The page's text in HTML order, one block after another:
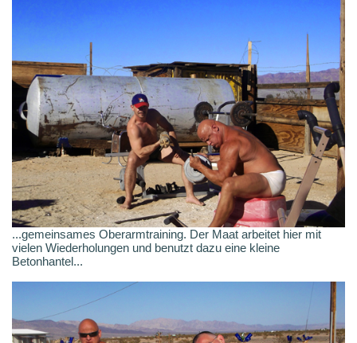
...gemeinsames Oberarmtraining. Der Maat arbeitet hier mit
vielen Wiederholungen und benutzt dazu eine kleine
Betonhantel...